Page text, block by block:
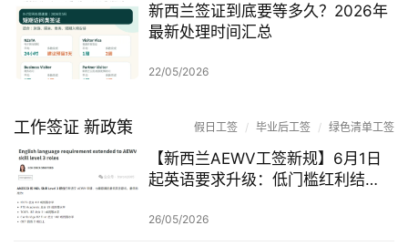
新西兰签证到底要等多久？2026年
最新处理时间汇总
22/05/2026
工作签证 新政策 假日工签 / 毕业后工签 / 绿色清单工签
【新西兰AEWV工签新规】6月1日
起英语要求升级：低门槛红利结
26/05/2026